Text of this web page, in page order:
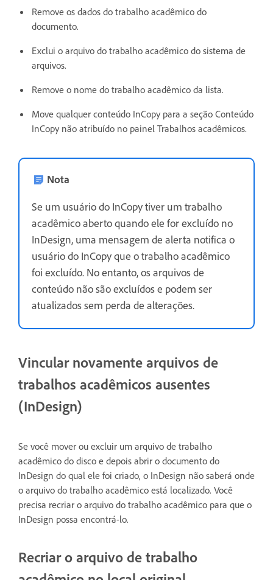
Remove os dados do trabalho acadêmico do
documento.
Exclui o arquivo do trabalho acadêmico do sistema de
arquivos.
Remove o nome do trabalho acadêmico da lista.
Move qualquer conteúdo InCopy para a seção Conteúdo
InCopy não atribuído no painel Trabalhos acadêmicos.
Nota
Se um usuário do InCopy tiver um trabalho
acadêmico aberto quando ele for excluído no
InDesign, uma mensagem de alerta notifica o
usuário do InCopy que o trabalho acadêmico
foi excluído. No entanto, os arquivos de
conteúdo não são excluídos e podem ser
atualizados sem perda de alterações.
Vincular novamente arquivos de
trabalhos acadêmicos ausentes
(InDesign)
Se você mover ou excluir um arquivo de trabalho
acadêmico do disco e depois abrir o documento do
InDesign do qual ele foi criado, o InDesign não saberá onde
o arquivo do trabalho acadêmico está localizado. Você
precisa recriar o arquivo do trabalho acadêmico para que o
InDesign possa encontrá-lo.
Recriar o arquivo de trabalho